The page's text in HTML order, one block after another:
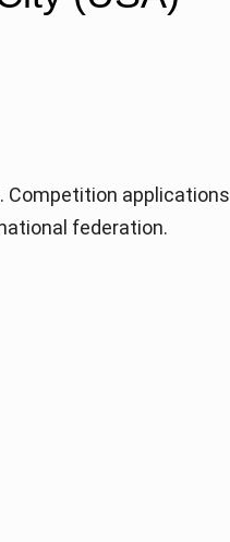
Competition applications
federation.